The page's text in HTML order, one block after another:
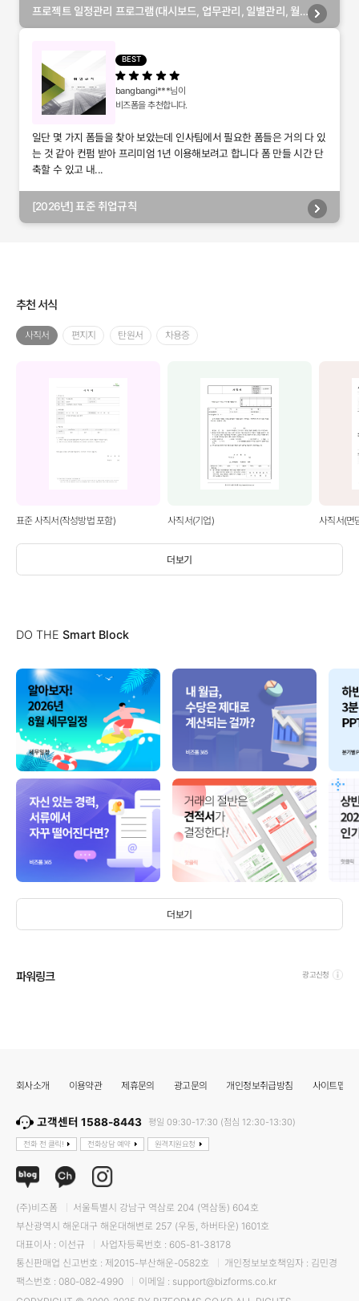
프로젝트 일정관리 프로그램(대시보드, 업무관리, 일별관리, 월
BEST
bangbangi***님이
비즈폼을 추천합니다.
일단 몇 가지 폼들을 찾아 보았는데 인사팀에서 필요한 폼들은 거의 다 있
는 것 같아 컨펌 받아 프리미엄 1년 이용해보려고 합니다 폼 만들 시간 단
축할 수 있고 내...
[2026년] 표준 취업규칙
추천 서식
더보기
사직서 편지지 탄원서 차용증
표준 사직서(작성방법 포함) 사직서(기업) 사직서(면
DO THE Smart Block
더보기
파워링크 광고신청
회사소개 이용약관 제휴문의 광고문의 개인정보취급방침 사이트맵
고객센터 1588-8443 평일 09:30-17:30 (점심 12:30-13:30)
전화 전 클릭! 전화상담 예약 원격지원요청
(주)비즈폼
서울특별시 강남구 역삼로 204 (역삼동) 604호
부산광역시 해운대구 해운대해변로 257 (우동, 하버타운) 1601호
대표이사 : 이선규
사업자등록번호 : 605-81-38178
통신판매업 신고번호 : 제2015-부산해운-0582호
개인정보보호책임자 : 김민경
팩스번호 : 080-082-4990
이메일 : support@bizforms.co.kr